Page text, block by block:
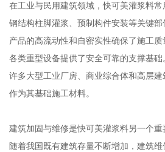
在工业与民用建筑领域，快可美灌浆料常
钢结构柱脚灌浆、预制构件安装等关键部
产品的高流动性和自密实性确保了施工
各类重型设备提供了安全可靠的支撑基础
许多大型工业厂房、商业综合体和高层
作为其基础施工材料。
建筑加固与维修是快可美灌浆料另一个重
随着我国既有建筑存量不断增加，建筑